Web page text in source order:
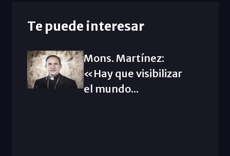
Te puede interesar
Mons. Martínez:
«Hay que visibilizar
el mundo...